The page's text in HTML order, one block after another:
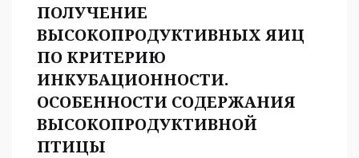
ПОЛУЧЕНИЕ
ВЫСОКОПРОДУКТИВНЫХ ЯИЦ
ПО КРИТЕРИЮ
ИНКУБАЦИОННОСТИ.
ОСОБЕННОСТИ СОДЕРЖАНИЯ
ВЫСОКОПРОДУКТИВНОЙ
ПТИЦЫ